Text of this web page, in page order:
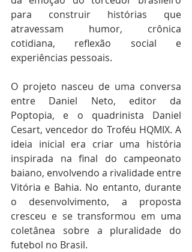
para construir histórias que
atravessam humor, crônica
cotidiana, reflexão social e
experiências pessoais.
O projeto nasceu de uma conversa
entre Daniel Neto, editor da
Poptopia, e o quadrinista Daniel
Cesart, vencedor do Troféu HQMIX. A
ideia inicial era criar uma história
inspirada na final do campeonato
baiano, envolvendo a rivalidade entre
Vitória e Bahia. No entanto, durante
o desenvolvimento, a proposta
cresceu e se transformou em uma
coletânea sobre a pluralidade do
futebol no Brasil.